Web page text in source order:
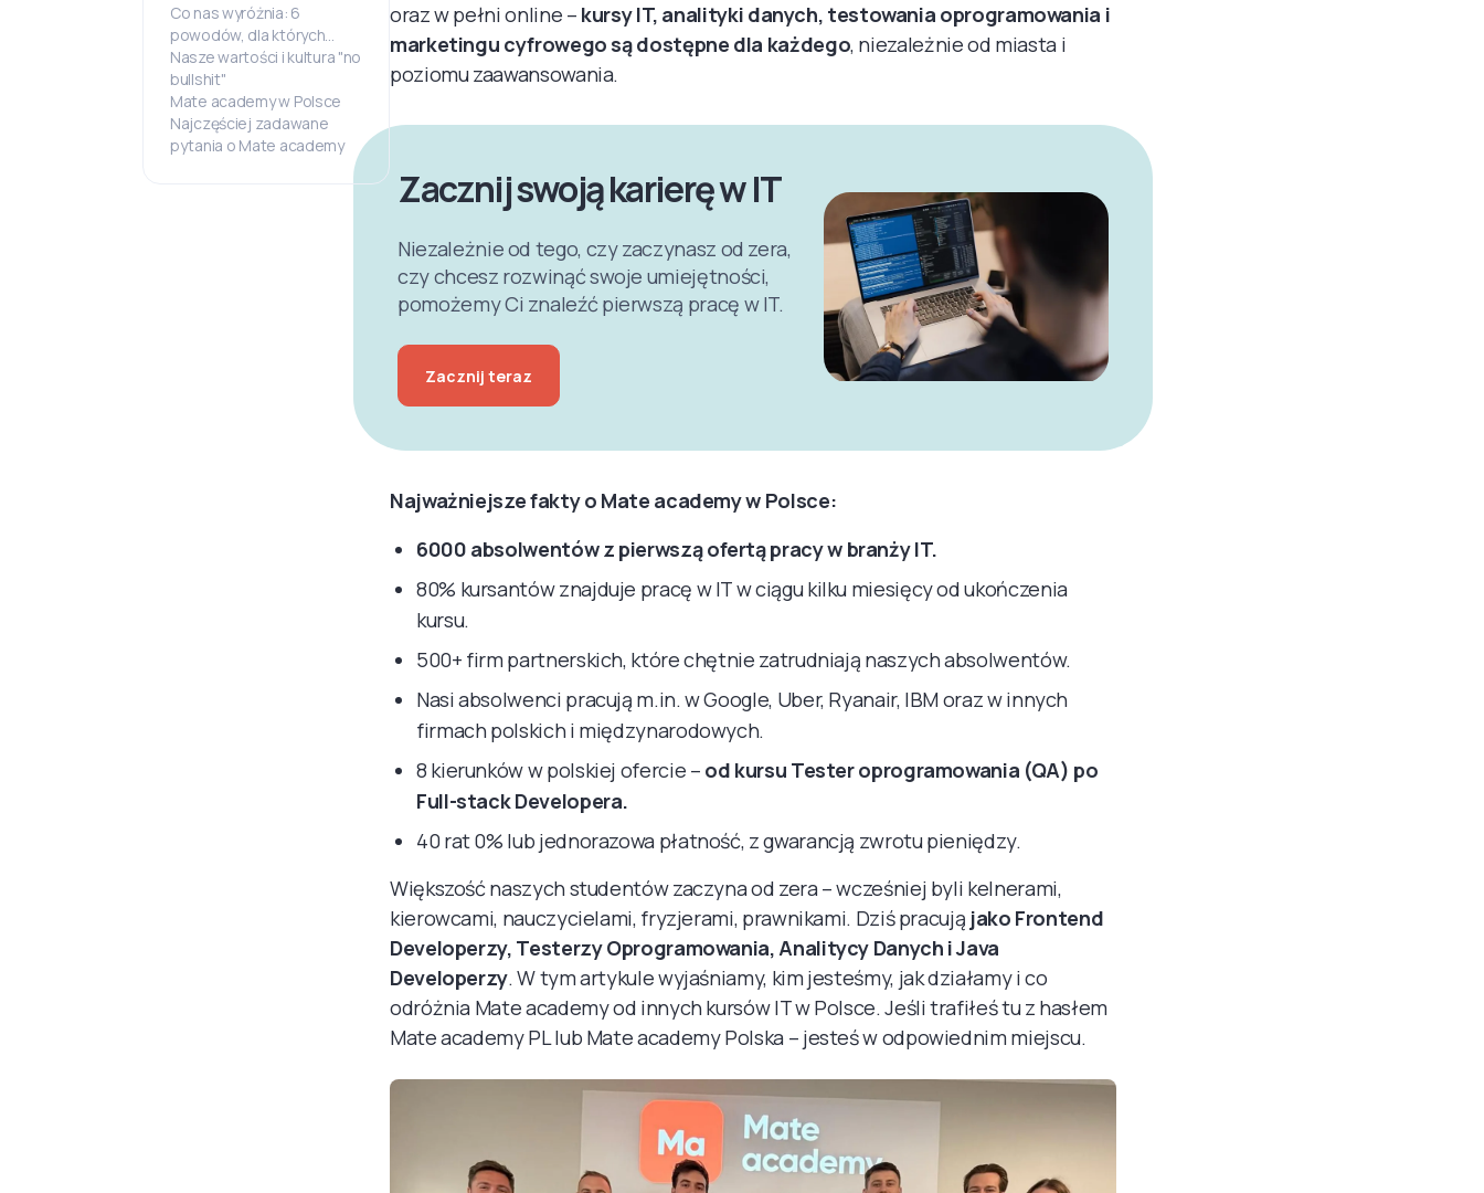
Co nas wyróżnia: 6
powodów, dla których
warto wybrać Mate
academy
Nasze wartości i kultura "no
bullshit"
Mate academy w Polsce
Najczęściej zadawane
pytania o Mate academy
oraz w pełni online – kursy IT, analityki danych, testowania oprogramowania i
marketingu cyfrowego są dostępne dla każdego, niezależnie od miasta i
poziomu zaawansowania.
Zacznij swoją karierę w IT
Niezależnie od tego, czy zaczynasz od zera,
czy chcesz rozwinąć swoje umiejętności,
pomożemy Ci znaleźć pierwszą pracę w IT.
Zacznij teraz
Najważniejsze fakty o Mate academy w Polsce:
6000 absolwentów z pierwszą ofertą pracy w branży IT.
80% kursantów znajduje pracę w IT w ciągu kilku miesięcy od ukończenia
kursu.
500+ firm partnerskich, które chętnie zatrudniają naszych absolwentów.
Nasi absolwenci pracują m.in. w Google, Uber, Ryanair, IBM oraz w innych
firmach polskich i międzynarodowych.
8 kierunków w polskiej ofercie – od kursu Tester oprogramowania (QA) po
Full-stack Developera.
40 rat 0% lub jednorazowa płatność, z gwarancją zwrotu pieniędzy.
Większość naszych studentów zaczyna od zera – wcześniej byli kelnerami,
kierowcami, nauczycielami, fryzjerami, prawnikami. Dziś pracują jako Frontend
Developerzy, Testerzy Oprogramowania, Analitycy Danych i Java
Developerzy. W tym artykule wyjaśniamy, kim jesteśmy, jak działamy i co
odróżnia Mate academy od innych kursów IT w Polsce. Jeśli trafiłeś tu z hasłem
Mate academy PL lub Mate academy Polska – jesteś w odpowiednim miejscu.